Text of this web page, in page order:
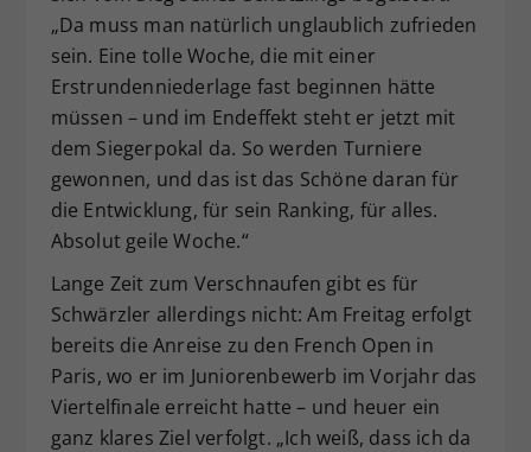
„Da muss man natürlich unglaublich zufrieden
sein. Eine tolle Woche, die mit einer
Erstrundenniederlage fast beginnen hätte
müssen – und im Endeffekt steht er jetzt mit
dem Siegerpokal da. So werden Turniere
gewonnen, und das ist das Schöne daran für
die Entwicklung, für sein Ranking, für alles.
Absolut geile Woche.“
Lange Zeit zum Verschnaufen gibt es für
Schwärzler allerdings nicht: Am Freitag erfolgt
bereits die Anreise zu den French Open in
Paris, wo er im Juniorenbewerb im Vorjahr das
Viertelfinale erreicht hatte – und heuer ein
ganz klares Ziel verfolgt. „Ich weiß, dass ich da